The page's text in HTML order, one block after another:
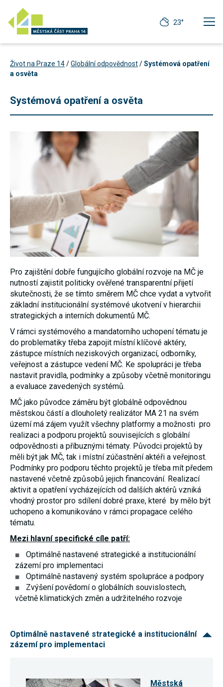
23°
Život na Praze 14/Globální odpovědnost/Systémová opatření
a osvěta
Systémová opatření a osvěta
Pro zajištění dobře fungujícího globální rozvoje na MČ je
nutností zajistit politicky ověřené transparentní přijetí
skutečnosti, že se tímto směrem MČ chce vydat a vytvořit
základní institucionální systémové ukotvení v hierarchii
strategických a interních dokumentů MČ.
V rámci systémového a mandatorního uchopení tématu je
do problematiky třeba zapojit místní klíčové aktéry,
zástupce místních neziskových organizací, odborníky,
veřejnost a zástupce vedení MČ. Ke spolupráci je třeba
nastavit pravidla, podmínky a způsoby včetně monitoringu
a evaluace zavedených systémů.
MČ jako původce záměru být globálně odpovědnou
městskou částí a dlouholetý realizátor MA 21 na svém
území má zájem využít všechny platformy a možnosti pro
realizaci a podporu projektů souvisejících s globální
odpovědnosti a příbuznými tématy. Původci projektů by
měli být jak MČ, tak i místní zúčastnění aktéři a veřejnost.
Podmínky pro podporu těchto projektů je třeba mít předem
nastavené včetně způsobů jejich financování. Realizací
aktivit a opatření vycházejících od dalších aktérů vzniká
vhodný prostor pro sdílení dobré praxe, které by mělo být
uchopeno a komunikováno v rámci propagace celého
tématu.
Mezi hlavní specifické cíle patří:
Optimálně nastavené strategické a institucionální
zázemí pro implementaci
Optimálně nastavený systém spolupráce a podpory
Zvýšení povědomí o globálních souvislostech,
včetně klimatických změn a udržitelného rozvoje
Optimálně nastavené strategické a institucionální
zázemí pro implementaci
Městská
Technické
nezbytné pro
správné
fungování
nabízí.
Nepožadujeme
Váš souhlas s
využitím
technických
cookies na
našem webu.
důvodu
technické
cookies
nemohou být
individuálně
deaktivovány
nebo
Analytické
cookies
Analytické
cookies nám
umožňují
měření
výkonu
našeho webu
a našich
reklamních
kampaní.
Jejich pomocí
určujeme
návštěv
internetových
získaná
pomocí těchto
cookies
zpracováváme
souhrnně,
na konkrétní
analytických